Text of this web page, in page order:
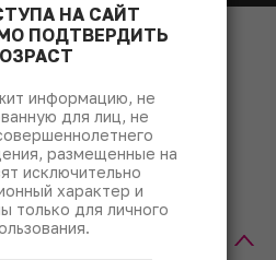
коктейль
НА САЙТ
ПОДТВЕРДИТЬ
информацию, не
для лиц, не
размещенные на
исключительно
характер и
только для личного